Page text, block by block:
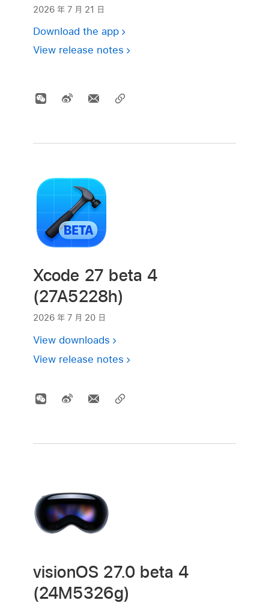
2026 年 7 月 21 日
Download the app
View release notes
Xcode 27 beta 4
(27A5228h)
2026 年 7 月 20 日
View downloads
View release notes
visionOS 27.0 beta 4
(24M5326g)